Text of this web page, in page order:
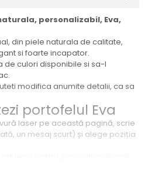
personalizabil, Eva,
din piele naturala de calitate,
si foarte incapator.
de culori disponibile si sa-l
modifica anumite detalii, ca sa
portofelul Eva
laser pe această pagină, scrie
un mesaj scurt) și alege poziția
sau interior.